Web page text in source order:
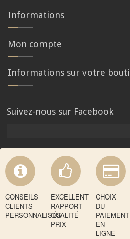
Informations
Mon compte
Informations sur votre
Suivez-nous sur Facebook
CONSEILS
CLIENTS
PERSONNALISÉS
EXCELLENT
RAPPORT
QUALITÉ
PRIX
CHOIX
DU
PAIEMENT
EN
LIGNE